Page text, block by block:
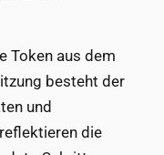
Token aus dem
besteht der
und
die